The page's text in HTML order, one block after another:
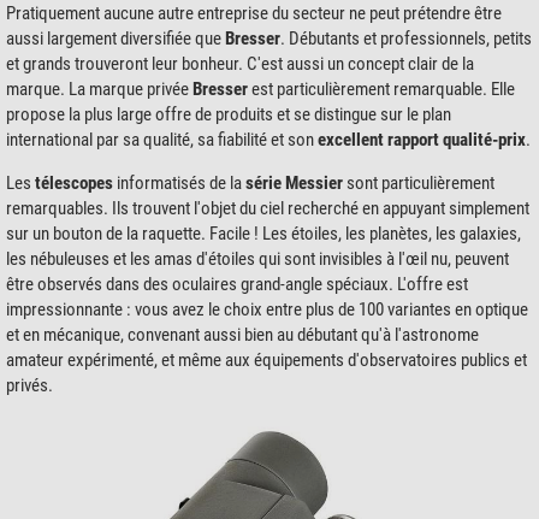
Pratiquement aucune autre entreprise du secteur ne peut prétendre être
aussi largement diversifiée queBresser. Débutants et professionnels, petits
et grands trouveront leur bonheur. C'est aussi un concept clair de la
marque. La marque privéeBresserest particulièrement remarquable. Elle
propose la plus large offre de produits et se distingue sur le plan
international par sa qualité, sa fiabilité et sonexcellent rapport qualité-prix.
Les télescopes informatisés de lasérie Messier sont particulièrement
remarquables. Ils trouvent l'objet du ciel recherché en appuyant simplement
sur un bouton de la raquette. Facile ! Les étoiles, les planètes, les galaxies,
les nébuleuses et les amas d'étoiles qui sont invisibles à l'œil nu, peuvent
être observés dans des oculaires grand-angle spéciaux. L'offre est
impressionnante : vous avez le choix entre plus de 100 variantes en optique
et en mécanique, convenant aussi bien au débutant qu'à l'astronome
amateur expérimenté, et même aux équipements d'observatoires publics et
privés.